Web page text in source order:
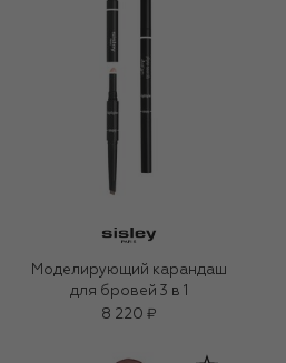
Моделирующий карандаш
для бровей 3 в 1
8 220 ₽